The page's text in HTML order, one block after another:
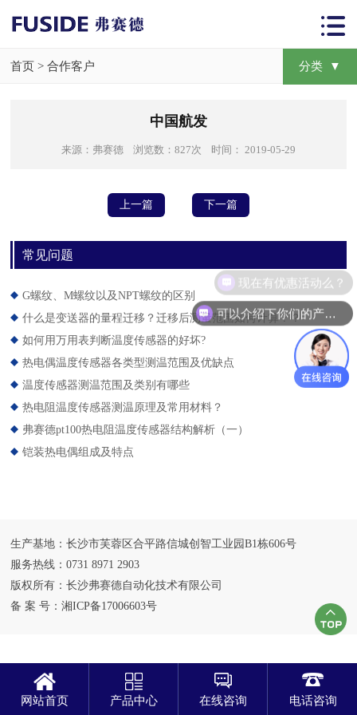
首页 >合作客户 分类 ▼
中国航发
来源：弗赛德 浏览数：827次 时间： 2019-05-29
上一篇 下一篇
常见问题
G螺纹、M螺纹以及NPT螺纹的区别
什么是变送器的量程迁移？迁移后测量范围如何计算？？
如何用万用表判断温度传感器的好坏?
热电偶温度传感器各类型测温范围及优缺点
温度传感器测温范围及类别有哪些
热电阻温度传感器测温原理及常用材料？
弗赛德pt100热电阻温度传感器结构解析（一）
铠装热电偶组成及特点
生产基地：长沙市芙蓉区合平路信城创智工业园B1栋606号
服务热线：0731 8971 2903
版权所有：长沙弗赛德自动化技术有限公司
备 案 号：湘ICP备17006603号
网站首页 产品中心 在线咨询 电话咨询
可以介绍下你们的产品么？
现在有优惠活动么？